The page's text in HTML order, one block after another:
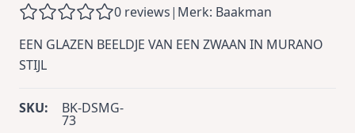
0 reviews| Merk: Baakman
EEN GLAZEN BEELDJE VAN EEN ZWAAN IN MURANO
STIJL
SKU: BK-DSMG-
73